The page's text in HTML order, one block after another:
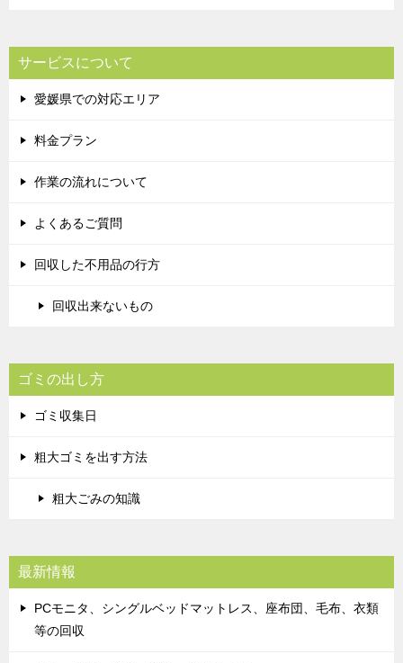
サービスについて
愛媛県での対応エリア
料金プラン
作業の流れについて
よくあるご質問
回収した不用品の行方
回収出来ないもの
ゴミの出し方
ゴミ収集日
粗大ゴミを出す方法
粗大ごみの知識
最新情報
PCモニタ、シングルベッドマットレス、座布団、毛布、衣類
等の回収